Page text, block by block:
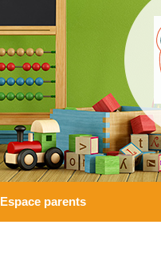
Espace parents